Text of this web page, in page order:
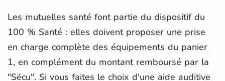
Les mutuelles santé font partie du dispositif du
100 % Santé : elles doivent proposer une prise
en charge complète des équipements du panier
1, en complément du montant remboursé par la
"Sécu". Si vous faites le choix d'une aide auditive